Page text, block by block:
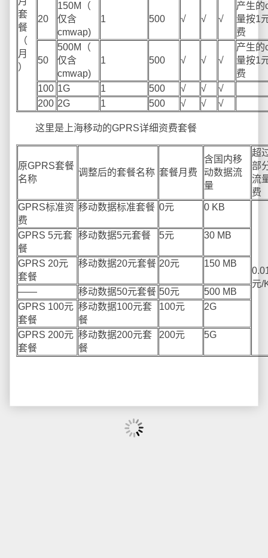
套
餐
（
月
）
20
150M（
仅含
cmwap)
1 500 √ √ √
产生的
量按1
费
50
500M（
仅含
cmwap)
1 500 √ √ √
产生的
量按1
费
100 1G 1 500 √ √
√
200 2G 1 500 √ √ √
这里是上海移动的GPRS详细资费套餐
原GPRS套餐
名称
调整后的套餐名称 套餐月费
含国内移
动数据流
量
超
部
流
费
GPRS标准资
费
移动数据标准套餐 0元 0 KB
元/
GPRS 5元套
餐
移动数据5元套餐 5元 30 MB
GPRS 20元
套餐
移动数据20元套餐 20元 150 MB
—— 移动数据50元套餐 50元
500 MB
GPRS 100元
套餐
移动数据100元套
餐
100元 2G
GPRS 200元
套餐
移动数据200元套
餐
200元 5G